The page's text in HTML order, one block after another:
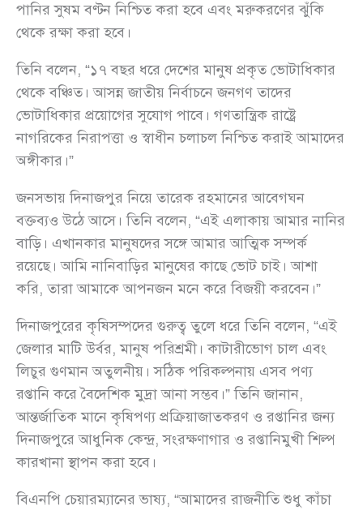
পানির সুষম বণ্টন নিশ্চিত করা হবে এবং মরুকরণের ঝুঁকি
থেকে রক্ষা করা হবে।
তিনি বলেন, “১৭ বছর ধরে দেশের মানুষ প্রকৃত ভোটাধিকার
থেকে বঞ্চিত। আসন্ন জাতীয় নির্বাচনে জনগণ তাদের
ভোটাধিকার প্রয়োগের সুযোগ পাবে। গণতান্ত্রিক রাষ্ট্রে
নাগরিকের নিরাপত্তা ও স্বাধীন চলাচল নিশ্চিত করাই আমাদের
অঙ্গীকার।”
জনসভায় দিনাজপুর নিয়ে তারেক রহমানের আবেগঘন
বক্তব্যও উঠে আসে। তিনি বলেন, “এই এলাকায় আমার নানির
বাড়ি। এখানকার মানুষদের সঙ্গে আমার আত্মিক সম্পর্ক
রয়েছে। আমি নানিবাড়ির মানুষের কাছে ভোট চাই। আশা
করি, তারা আমাকে আপনজন মনে করে বিজয়ী করবেন।”
দিনাজপুরের কৃষিসম্পদের গুরুত্ব তুলে ধরে তিনি বলেন, “এই
জেলার মাটি উর্বর, মানুষ পরিশ্রমী। কাটারীভোগ চাল এবং
লিচুর গুণমান অতুলনীয়। সঠিক পরিকল্পনায় এসব পণ্য
রপ্তানি করে বৈদেশিক মুদ্রা আনা সম্ভব।” তিনি জানান,
আন্তর্জাতিক মানে কৃষিপণ্য প্রক্রিয়াজাতকরণ ও রপ্তানির জন্য
দিনাজপুরে আধুনিক কেন্দ্র, সংরক্ষণাগার ও রপ্তানিমুখী শিল্প
কারখানা স্থাপন করা হবে।
বিএনপি চেয়ারম্যানের ভাষ্য, “আমাদের রাজনীতি শুধু কাঁচা